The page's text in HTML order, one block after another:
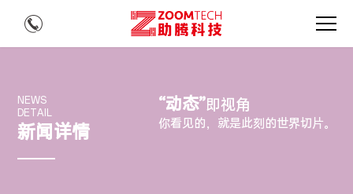
NEWS
DETAIL
新闻详情
“动态”即视角
你看见的，就是此刻的世界切片。